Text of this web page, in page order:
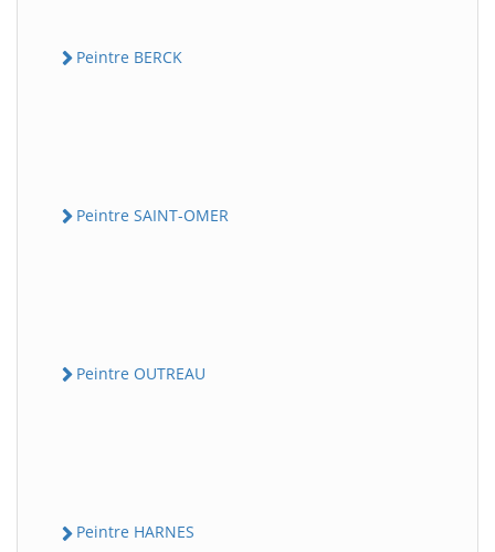
Peintre BERCK
Peintre SAINT-OMER
Peintre OUTREAU
Peintre HARNES